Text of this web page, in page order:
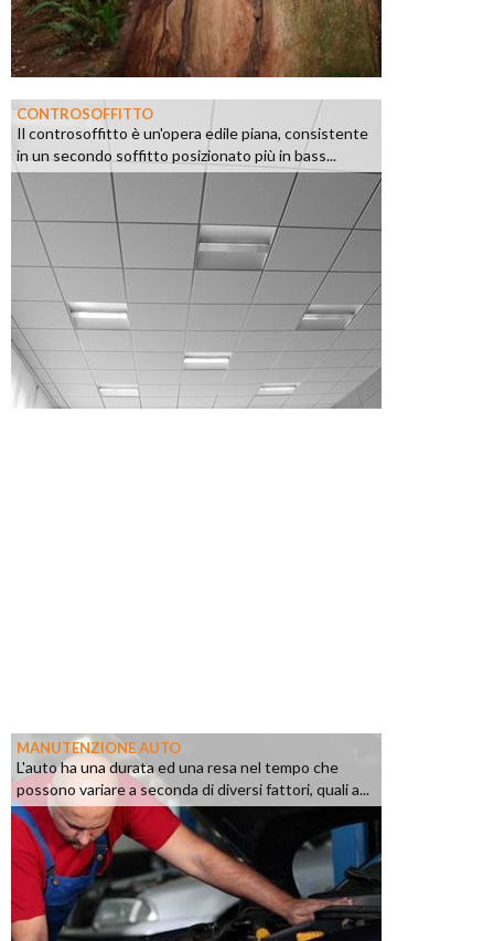
CONTROSOFFITTO
Il controsoffitto è un'opera edile piana, consistente
in un secondo soffitto posizionato più in bass...
MANUTENZIONE AUTO
L'auto ha una durata ed una resa nel tempo che
possono variare a seconda di diversi fattori, quali a...